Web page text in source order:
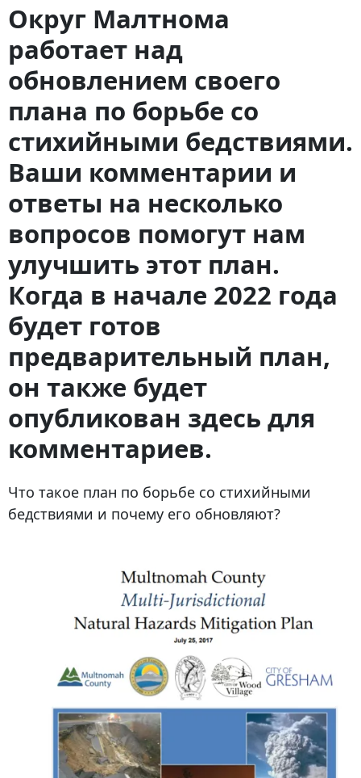
Округ Малтнома
работает над
обновлением своего
плана по борьбе со
стихийными бедствиями.
Ваши комментарии и
ответы на несколько
вопросов помогут нам
улучшить этот план.
Когда в начале 2022 года
будет готов
предварительный план,
он также будет
опубликован здесь для
комментариев.
Что такое план по борьбе со стихийными
бедствиями и почему его обновляют?